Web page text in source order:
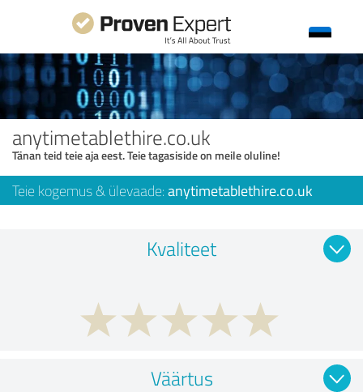
anytimetablethire.co.uk
Tänan teid teie aja eest. Teie tagasiside on meile oluline!
Teie kogemus & ülevaade: anytimetablethire.co.uk
Kvaliteet
Väärtus